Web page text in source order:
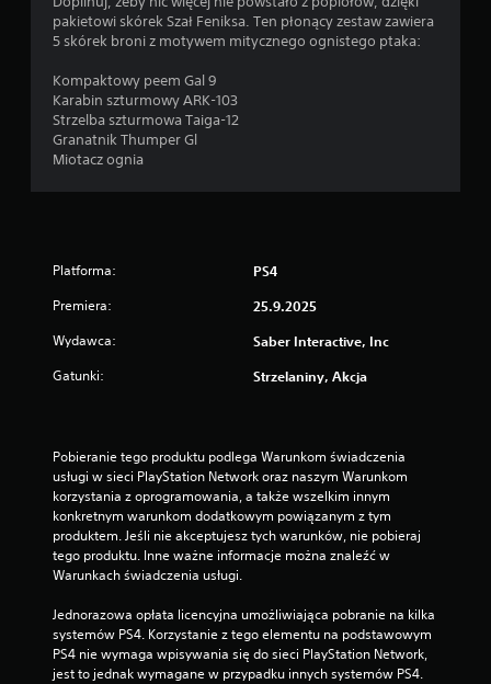
pakietowi skórek Szał Feniksa. Ten płonący zestaw zawiera
5 skórek broni z motywem mitycznego ognistego ptaka:
Kompaktowy peem Gal 9
Karabin szturmowy ARK-103
Strzelba szturmowa Taiga-12
Granatnik Thumper Gl
Miotacz ognia
Platforma: PS4
Premiera: 25.9.2025
Wydawca: Saber Interactive, Inc
Gatunki: Strzelaniny, Akcja
Pobieranie tego produktu podlega Warunkom świadczenia
usługi w sieci PlayStation Network oraz naszym Warunkom
korzystania z oprogramowania, a także wszelkim innym
konkretnym warunkom dodatkowym powiązanym z tym
produktem. Jeśli nie akceptujesz tych warunków, nie pobieraj
tego produktu. Inne ważne informacje można znaleźć w
Warunkach świadczenia usługi.
Jednorazowa opłata licencyjna umożliwiająca pobranie na kilka
systemów PS4. Korzystanie z tego elementu na podstawowym
PS4 nie wymaga wpisywania się do sieci PlayStation Network,
jest to jednak wymagane w przypadku innych systemów PS4.